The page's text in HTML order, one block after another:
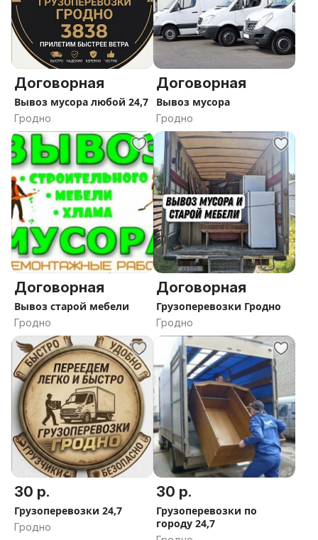
Договорная
Вывоз мусора любой 24,7
Гродно
Договорная
Вывоз мусора
Гродно
Договорная
Вывоз старой мебели
Гродно
Договорная
Грузоперевозки Гродно
Гродно
30 р.
Грузоперевозки 24,7
Гродно
30 р.
Грузоперевозки по
городу 24,7